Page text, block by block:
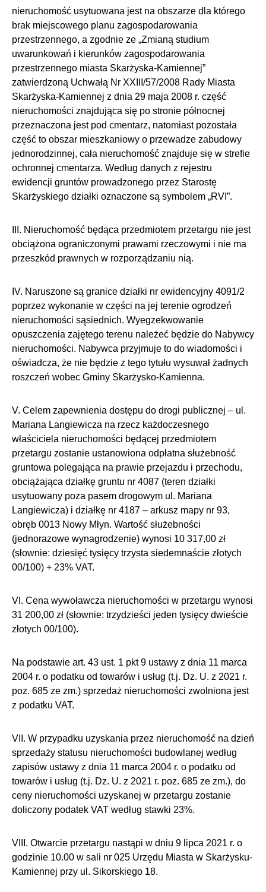
nieruchomość usytuowana jest na obszarze dla którego
brak miejscowego planu zagospodarowania
przestrzennego, a zgodnie ze „Zmianą studium
uwarunkowań i kierunków zagospodarowania
przestrzennego miasta Skarżyska-Kamiennej”
zatwierdzoną Uchwałą Nr XXIII/57/2008 Rady Miasta
Skarżyska-Kamiennej z dnia 29 maja 2008 r. część
nieruchomości znajdująca się po stronie północnej
przeznaczona jest pod cmentarz, natomiast pozostała
część to obszar mieszkaniowy o przewadze zabudowy
jednorodzinnej, cała nieruchomość znajduje się w strefie
ochronnej cmentarza. Według danych z rejestru
ewidencji gruntów prowadzonego przez Starostę
Skarżyskiego działki oznaczone są symbolem „RVI”.
III. Nieruchomość będąca przedmiotem przetargu nie jest
obciążona ograniczonymi prawami rzeczowymi i nie ma
przeszkód prawnych w rozporządzaniu nią.
IV. Naruszone są granice działki nr ewidencyjny 4091/2
poprzez wykonanie w części na jej terenie ogrodzeń
nieruchomości sąsiednich. Wyegzekwowanie
opuszczenia zajętego terenu należeć będzie do Nabywcy
nieruchomości. Nabywca przyjmuje to do wiadomości i
oświadcza, że nie będzie z tego tytułu wysuwał żadnych
roszczeń wobec Gminy Skarżysko-Kamienna.
V. Celem zapewnienia dostępu do drogi publicznej – ul.
Mariana Langiewicza na rzecz każdoczesnego
właściciela nieruchomości będącej przedmiotem
przetargu zostanie ustanowiona odpłatna służebność
gruntowa polegająca na prawie przejazdu i przechodu,
obciążająca działkę gruntu nr 4087 (teren działki
usytuowany poza pasem drogowym ul. Mariana
Langiewicza) i działkę nr 4187 – arkusz mapy nr 93,
obręb 0013 Nowy Młyn. Wartość służebności
(jednorazowe wynagrodzenie) wynosi 10 317,00 zł
(słownie: dziesięć tysięcy trzysta siedemnaście złotych
00/100) + 23% VAT.
VI. Cena wywoławcza nieruchomości w przetargu wynosi
31 200,00 zł (słownie: trzydzieści jeden tysięcy dwieście
złotych 00/100).
Na podstawie art. 43 ust. 1 pkt 9 ustawy z dnia 11 marca
2004 r. o podatku od towarów i usług (t.j. Dz. U. z 2021 r.
poz. 685 ze zm.) sprzedaż nieruchomości zwolniona jest
z podatku VAT.
VII. W przypadku uzyskania przez nieruchomość na dzień
sprzedaży statusu nieruchomości budowlanej według
zapisów ustawy z dnia 11 marca 2004 r. o podatku od
towarów i usług (t.j. Dz. U. z 2021 r. poz. 685 ze zm.), do
ceny nieruchomości uzyskanej w przetargu zostanie
doliczony podatek VAT według stawki 23%.
VIII. Otwarcie przetargu nastąpi w dniu 9 lipca 2021 r. o
godzinie 10.00 w sali nr 025 Urzędu Miasta w Skarżysku-
Kamiennej przy ul. Sikorskiego 18.